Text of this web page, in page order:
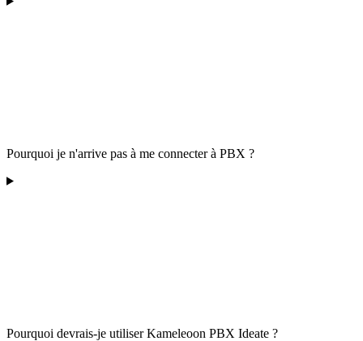
Pourquoi je n'arrive pas à me connecter à PBX ?
Pourquoi devrais-je utiliser Kameleoon PBX Ideate ?